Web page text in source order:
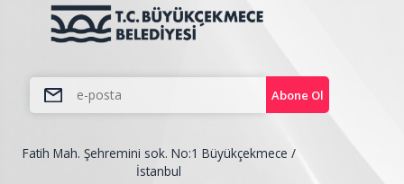
Abone Ol
Fatih Mah. Şehremini sok. No:1 Büyükçekmece /
İstanbul